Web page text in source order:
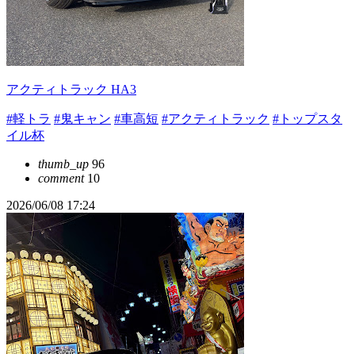
アクティトラック HA3
#軽トラ #鬼キャン #車高短 #アクティトラック #トップスタ
イル杯
thumb_up 96
comment10
2026/06/08 17:24